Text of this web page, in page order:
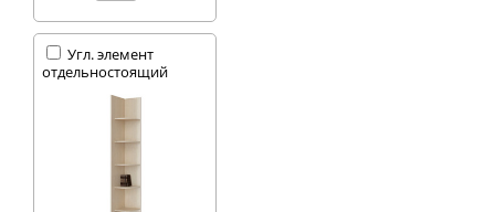
Угл. элемент
отдельностоящий